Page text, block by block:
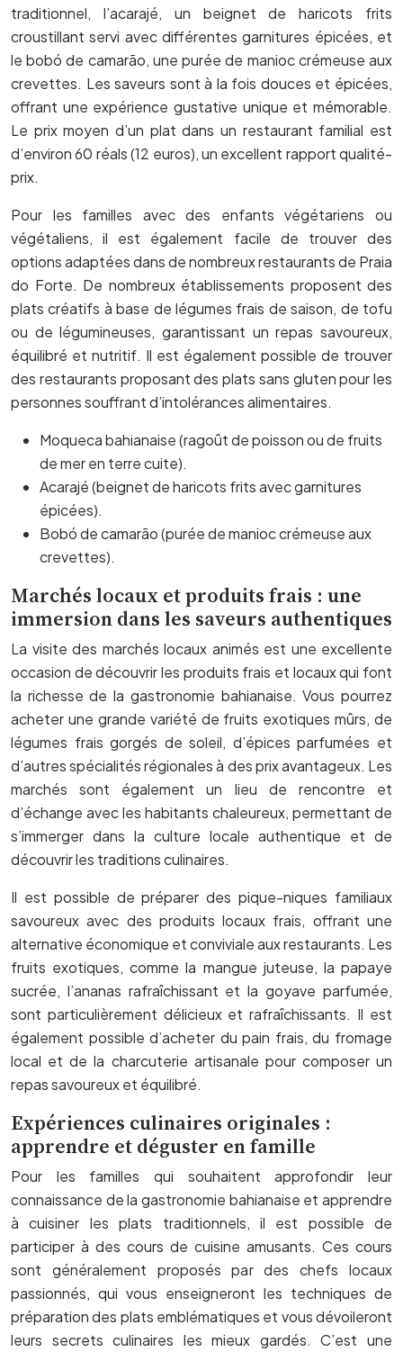
traditionnel, l’acarajé, un beignet de haricots frits
croustillant servi avec différentes garnitures épicées, et
le bobó de camarão, une purée de manioc crémeuse aux
crevettes. Les saveurs sont à la fois douces et épicées,
offrant une expérience gustative unique et mémorable.
Le prix moyen d’un plat dans un restaurant familial est
d’environ 60 réals (12 euros), un excellent rapport qualité-
prix.
Pour les familles avec des enfants végétariens ou
végétaliens, il est également facile de trouver des
options adaptées dans de nombreux restaurants de Praia
do Forte. De nombreux établissements proposent des
plats créatifs à base de légumes frais de saison, de tofu
ou de légumineuses, garantissant un repas savoureux,
équilibré et nutritif. Il est également possible de trouver
des restaurants proposant des plats sans gluten pour les
personnes souffrant d’intolérances alimentaires.
Moqueca bahianaise (ragoût de poisson ou de fruits
de mer en terre cuite).
Acarajé (beignet de haricots frits avec garnitures
épicées).
Bobó de camarão (purée de manioc crémeuse aux
crevettes).
Marchés locaux et produits frais : une
immersion dans les saveurs authentiques
La visite des marchés locaux animés est une excellente
occasion de découvrir les produits frais et locaux qui font
la richesse de la gastronomie bahianaise. Vous pourrez
acheter une grande variété de fruits exotiques mûrs, de
légumes frais gorgés de soleil, d’épices parfumées et
d’autres spécialités régionales à des prix avantageux. Les
marchés sont également un lieu de rencontre et
d’échange avec les habitants chaleureux, permettant de
s’immerger dans la culture locale authentique et de
découvrir les traditions culinaires.
Il est possible de préparer des pique-niques familiaux
savoureux avec des produits locaux frais, offrant une
alternative économique et conviviale aux restaurants. Les
fruits exotiques, comme la mangue juteuse, la papaye
sucrée, l’ananas rafraîchissant et la goyave parfumée,
sont particulièrement délicieux et rafraîchissants. Il est
également possible d’acheter du pain frais, du fromage
local et de la charcuterie artisanale pour composer un
repas savoureux et équilibré.
Expériences culinaires originales :
apprendre et déguster en famille
Pour les familles qui souhaitent approfondir leur
connaissance de la gastronomie bahianaise et apprendre
à cuisiner les plats traditionnels, il est possible de
participer à des cours de cuisine amusants. Ces cours
sont généralement proposés par des chefs locaux
passionnés, qui vous enseigneront les techniques de
préparation des plats emblématiques et vous dévoileront
leurs secrets culinaires les mieux gardés. C’est une